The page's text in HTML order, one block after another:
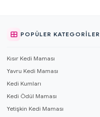
POPÜLER KATEGORILER
Kısır Kedi Maması
Yavru Kedi Maması
Kedi Kumları
Kedi Ödül Maması
Yetişkin Kedi Maması